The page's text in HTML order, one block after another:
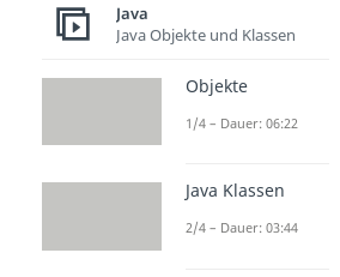
Weitere
Java
Java Objekte und Klassen
Objekte
1/4 – Dauer: 06:22
Java Klassen
2/4 – Dauer: 03:44